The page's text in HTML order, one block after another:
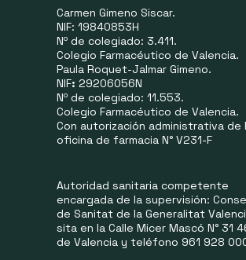
Carmen Gimeno Siscar.
NIF: 19840853H
Nº de colegiado: 3.411.
Colegio Farmacéutico de Valencia.
Paula Roquet-Jalmar Gimeno.
NIF: 29206056N
Nº de colegiado: 11.553.
Colegio Farmacéutico de Valencia.
Con autorización administrativa de
oficina de farmacia N° V231-F
Autoridad sanitaria competente
encargada de la supervisión:
de Sanitat de la Generalitat
sita en la Calle Micer Mascó N° 31
de Valencia y teléfono 961 928